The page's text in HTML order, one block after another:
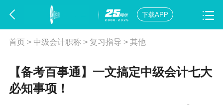
下载APP
首页> 中级会计职称> 复习指导 > 其他
【备考百事通】一文搞定中级会计七大
必知事项！